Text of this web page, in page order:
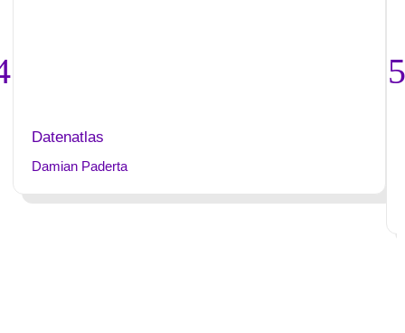
Datenatlas
Damian Paderta